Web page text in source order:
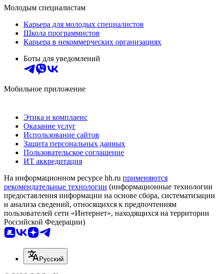
Молодым специалистам
Карьера для молодых специалистов
Школа программистов
Карьера в некоммерческих организациях
Боты для уведомлений
Мобильное приложение
Этика и комплаенс
Оказание услуг
Использование сайтов
Защита персональных данных
Пользовательское соглашение
ИТ аккредитация
На информационном ресурсе hh.ru применяются
рекомендательные технологии (информационные технологии
предоставления информации на основе сбора, систематизации
и анализа сведений, относящихся к предпочтениям
пользователей сети «Интернет», находящихся на территории
Российской Федерации)
Русский